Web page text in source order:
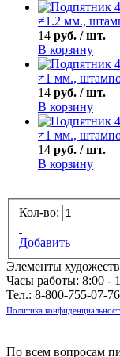
≠1.2 мм.,
14 руб. / шт.
В корзину
≠1 мм.,
14 руб. / шт.
В корзину
≠1 мм.,
14 руб. / шт.
В корзину
Кол-во:
Добавить
Элементы
Часы работы: 8:00 -
Тел.: 8-800-755-07-76
Политика
По всем вопросам